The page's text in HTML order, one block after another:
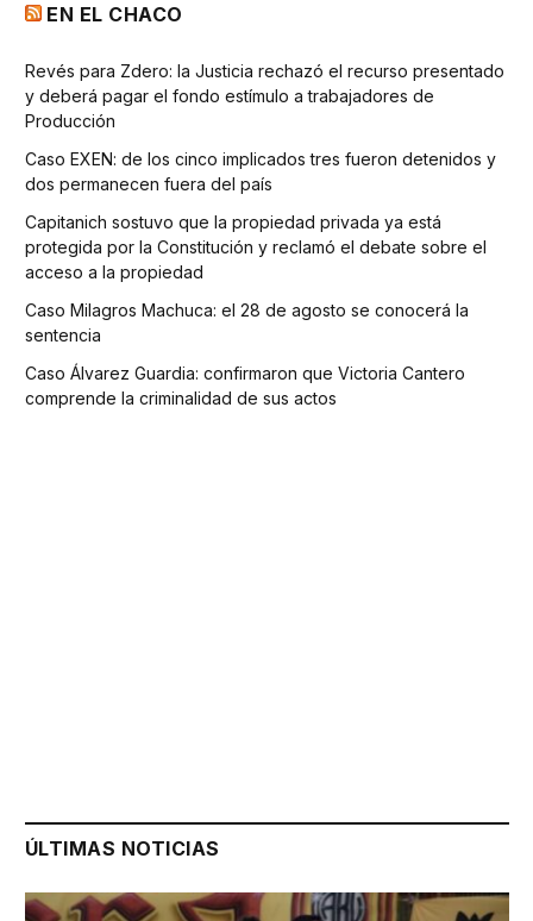
EN EL CHACO
Revés para Zdero: la Justicia rechazó el recurso presentado
y deberá pagar el fondo estímulo a trabajadores de
Producción
Caso EXEN: de los cinco implicados tres fueron detenidos y
dos permanecen fuera del país
Capitanich sostuvo que la propiedad privada ya está
protegida por la Constitución y reclamó el debate sobre el
acceso a la propiedad
Caso Milagros Machuca: el 28 de agosto se conocerá la
sentencia
Caso Álvarez Guardia: confirmaron que Victoria Cantero
comprende la criminalidad de sus actos
ÚLTIMAS NOTICIAS